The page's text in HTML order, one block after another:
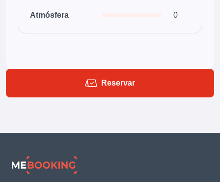
Atmósfera 0
Reservar